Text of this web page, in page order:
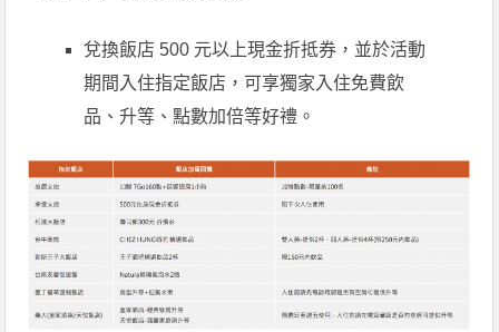
兌換飯店 500 元以上現金折抵券，並於活動
期間入住指定飯店，可享獨家入住免費飲
品、升等、點數加倍等好禮。